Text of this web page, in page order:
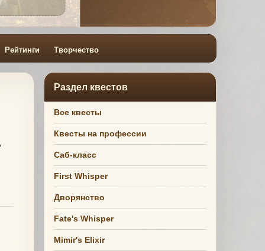
Рейтинги Творчество
Раздел квестов
Все квесты
Квесты на профессии
Саб-класс
First Whisper
Дворянство
Fate's Whisper
Mimir's Elixir